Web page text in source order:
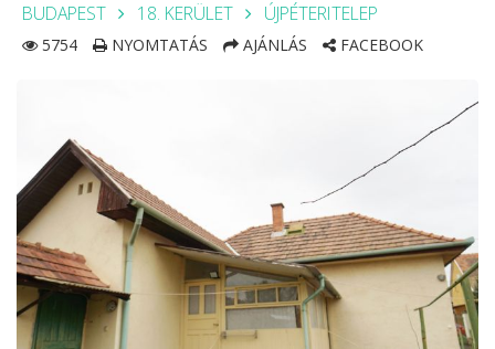
BUDAPEST 18. KERÜLET ÚJPÉTERITELEP
5754 NYOMTATÁS AJÁNLÁS FACEBOOK